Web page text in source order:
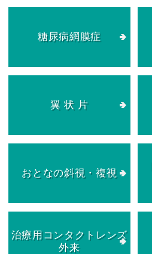
糖尿病網膜症
翼 状 片
おとなの斜視・複視
治療用コンタクトレンズ
外来